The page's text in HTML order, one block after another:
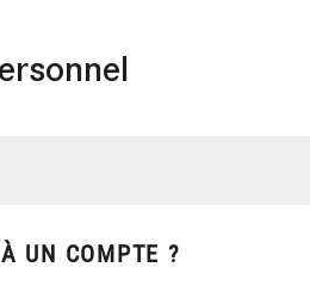
UN COMPTE ?